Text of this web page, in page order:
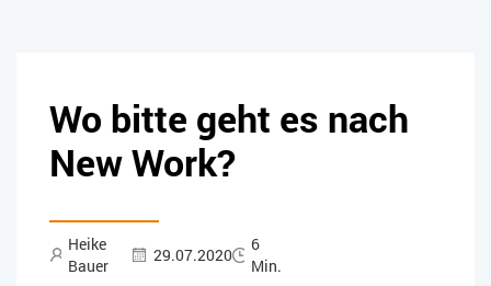
Wo bitte geht es nach
New Work?
Heike
Bauer
29.07.2020
6
Min.